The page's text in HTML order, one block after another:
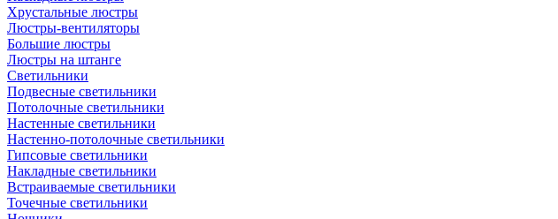
Хрустальные люстры
Люстры-вентиляторы
Большие люстры
Люстры на штанге
Светильники
Подвесные светильники
Потолочные светильники
Настенные светильники
Настенно-потолочные светильники
Гипсовые светильники
Накладные светильники
Встраиваемые светильники
Точечные светильники